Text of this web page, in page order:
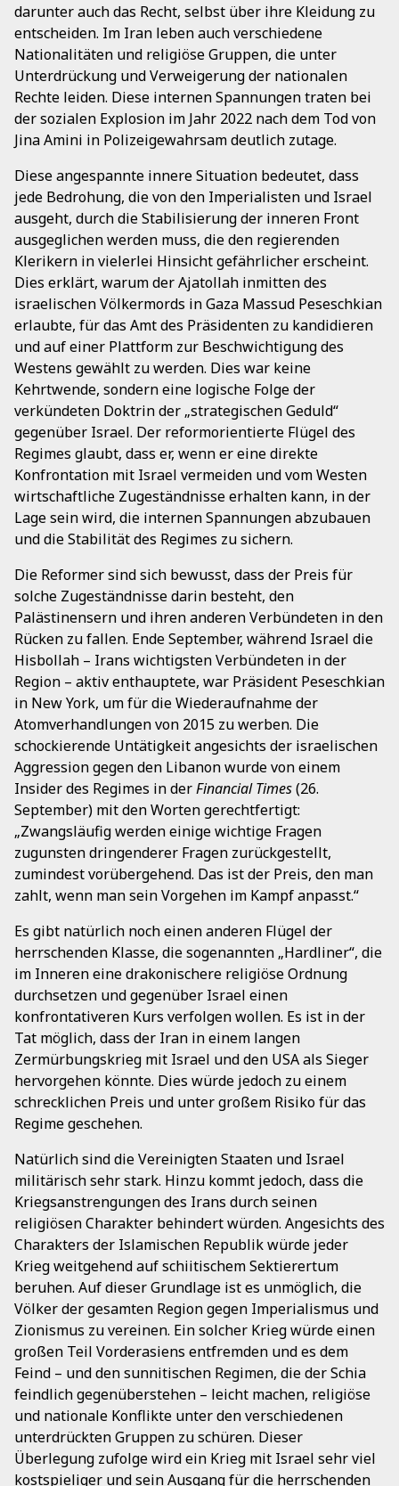
darunter auch das Recht, selbst über ihre Kleidung zu
entscheiden. Im Iran leben auch verschiedene
Nationalitäten und religiöse Gruppen, die unter
Unterdrückung und Verweigerung der nationalen
Rechte leiden. Diese internen Spannungen traten bei
der sozialen Explosion im Jahr 2022 nach dem Tod von
Jina Amini in Polizeigewahrsam deutlich zutage.
Diese angespannte innere Situation bedeutet, dass
jede Bedrohung, die von den Imperialisten und Israel
ausgeht, durch die Stabilisierung der inneren Front
ausgeglichen werden muss, die den regierenden
Klerikern in vielerlei Hinsicht gefährlicher erscheint.
Dies erklärt, warum der Ajatollah inmitten des
israelischen Völkermords in Gaza Massud Peseschkian
erlaubte, für das Amt des Präsidenten zu kandidieren
und auf einer Plattform zur Beschwichtigung des
Westens gewählt zu werden. Dies war keine
Kehrtwende, sondern eine logische Folge der
verkündeten Doktrin der „strategischen Geduld“
gegenüber Israel. Der reformorientierte Flügel des
Regimes glaubt, dass er, wenn er eine direkte
Konfrontation mit Israel vermeiden und vom Westen
wirtschaftliche Zugeständnisse erhalten kann, in der
Lage sein wird, die internen Spannungen abzubauen
und die Stabilität des Regimes zu sichern.
Die Reformer sind sich bewusst, dass der Preis für
solche Zugeständnisse darin besteht, den
Palästinensern und ihren anderen Verbündeten in den
Rücken zu fallen. Ende September, während Israel die
Hisbollah – Irans wichtigsten Verbündeten in der
Region – aktiv enthauptete, war Präsident Peseschkian
in New York, um für die Wiederaufnahme der
Atomverhandlungen von 2015 zu werben. Die
schockierende Untätigkeit angesichts der israelischen
Aggression gegen den Libanon wurde von einem
Insider des Regimes in derFinancial Times(26.
September) mit den Worten gerechtfertigt:
„Zwangsläufig werden einige wichtige Fragen
zugunsten dringenderer Fragen zurückgestellt,
zumindest vorübergehend. Das ist der Preis, den man
zahlt, wenn man sein Vorgehen im Kampf anpasst.“
Es gibt natürlich noch einen anderen Flügel der
herrschenden Klasse, die sogenannten „Hardliner“, die
im Inneren eine drakonischere religiöse Ordnung
durchsetzen und gegenüber Israel einen
konfrontativeren Kurs verfolgen wollen. Es ist in der
Tat möglich, dass der Iran in einem langen
Zermürbungskrieg mit Israel und den USA als Sieger
hervorgehen könnte. Dies würde jedoch zu einem
schrecklichen Preis und unter großem Risiko für das
Regime geschehen.
Natürlich sind die Vereinigten Staaten und Israel
militärisch sehr stark. Hinzu kommt jedoch, dass die
Kriegsanstrengungen des Irans durch seinen
religiösen Charakter behindert würden. Angesichts des
Charakters der Islamischen Republik würde jeder
Krieg weitgehend auf schiitischem Sektierertum
beruhen. Auf dieser Grundlage ist es unmöglich, die
Völker der gesamten Region gegen Imperialismus und
Zionismus zu vereinen. Ein solcher Krieg würde einen
großen Teil Vorderasiens entfremden und es dem
Feind – und den sunnitischen Regimen, die der Schia
feindlich gegenüberstehen – leicht machen, religiöse
und nationale Konflikte unter den verschiedenen
unterdrückten Gruppen zu schüren. Dieser
Überlegung zufolge wird ein Krieg mit Israel sehr viel
kostspieliger und sein Ausgang für die herrschenden